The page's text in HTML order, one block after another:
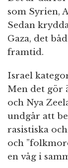
som Syrien,
Sedan
Gaza, det
framtid.
Israel
Men det gör
och Nya
undgår att
rasistiska
och
en våg i